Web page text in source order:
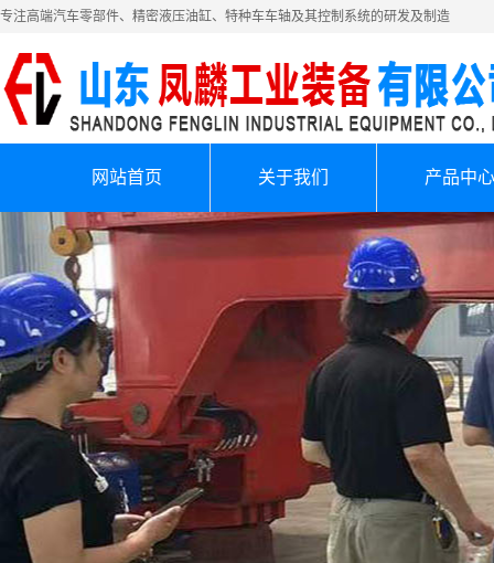
专注高端汽车零部件、精密液压油缸、特种车车轴及其控制系统的研发及制造
网站首页 关于我们 产品中心